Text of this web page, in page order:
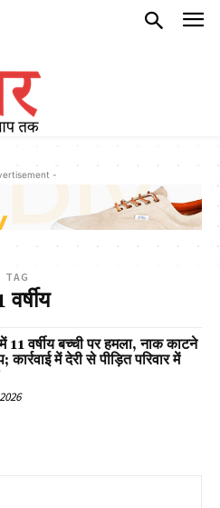
-
TAG
वर्षीय
11 वर्षीय बच्ची पर हमला, नाक काटने
कार्रवाई में देरी से पीड़ित परिवार में